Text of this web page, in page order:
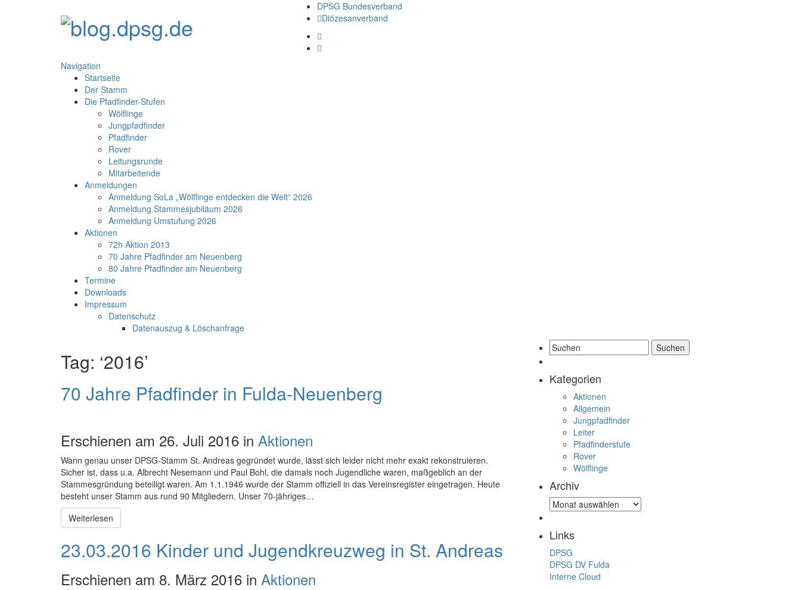
DPSG Bundesverband
Diözesanverband
Navigation
Startseite
Der Stamm
Die Pfadfinder-Stufen
Wölflinge
Jungpfadfinder
Pfadfinder
Rover
Leitungsrunde
Mitarbeitende
Anmeldungen
Anmeldung SoLa „Wölflinge entdecken die Welt“ 2026
Anmeldung Stammesjubiläum 2026
Anmeldung Umstufung 2026
Aktionen
72h Aktion 2013
70 Jahre Pfadfinder am Neuenberg
80 Jahre Pfadfinder am Neuenberg
Termine
Downloads
Impressum
Datenschutz
Datenauszug & Löschanfrage
Tag: ‘2016’
70 Jahre Pfadfinder in Fulda-Neuenberg
Erschienen am 26. Juli 2016 in Aktionen
Wann genau unser DPSG-Stamm St. Andreas gegründet wurde, lässt sich leider nicht mehr exakt rekonstruieren.
Sicher ist, dass u.a. Albrecht Nesemann und Paul Bohl, die damals noch Jugendliche waren, maßgeblich an der
Stammesgründung beteiligt waren. Am 1.1.1946 wurde der Stamm offiziell in das Vereinsregister eingetragen. Heute
besteht unser Stamm aus rund 90 Mitgliedern. Unser 70-jähriges…
Weiterlesen
23.03.2016 Kinder und Jugendkreuzweg in St. Andreas
Erschienen am 8. März 2016 in Aktionen
Suche:
Kategorien
Aktionen
Allgemein
Jungpfadfinder
Leiter
Pfadfinderstufe
Rover
Wölflinge
Archiv
Archiv
Links
DPSG
DPSG DV Fulda
Interne Cloud